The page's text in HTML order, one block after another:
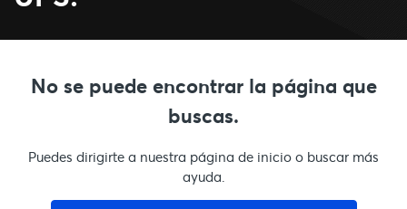
No se puede encontrar la página que
buscas.
Puedes dirigirte a nuestra página de inicio o buscar más
ayuda.